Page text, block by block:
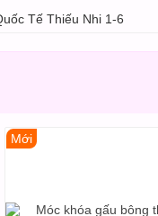
Tế Thiếu Nhi 1-6
Mới